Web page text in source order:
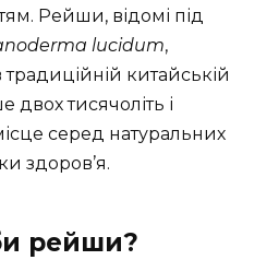
Рейши, відомі під
lucidum,
китайській
тисячоліть і
серед натуральних
здоров’я.
рейши?